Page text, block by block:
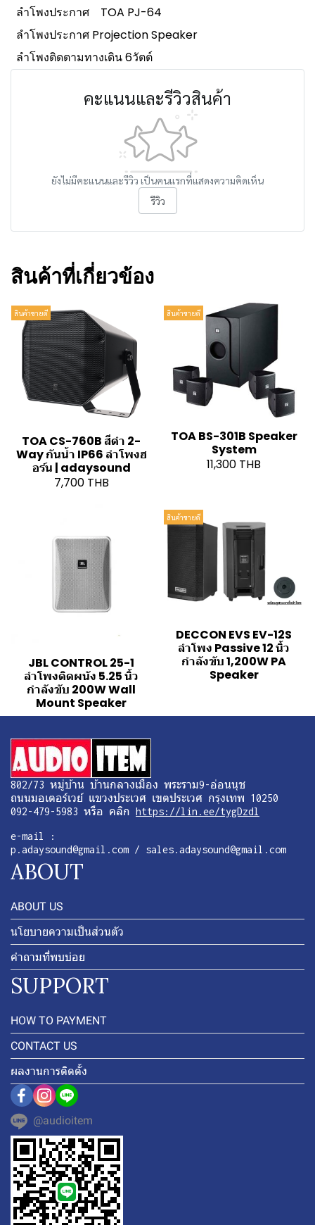
ลำโพงประกาศ
TOA PJ-64
ลำโพงประกาศ Projection Speaker
ลำโพงติดตามทางเดิน 6วัตต์
คะแนนและรีวิวสินค้า
ยังไม่มีคะแนนและรีวิว เป็นคนแรกที่แสดงความคิดเห็น
รีวิว
สินค้าที่เกี่ยวข้อง
สินค้าขายดี
TOA CS-760B สีดำ 2-
Way กันน้ำ IP66 ลำโพงฮ
อร์น | adaysound
7,700 THB
สินค้าขายดี
TOA BS-301B Speaker
System
11,300 THB
JBL CONTROL 25-1
ลำโพงติดผนัง 5.25 นิ้ว
กำลังขับ 200W Wall
Mount Speaker
สินค้าขายดี
DECCON EVS EV-12S
ลำโพง Passive 12 นิ้ว
กำลังขับ 1,200W PA
Speaker
802/73 หมู่บ้าน บ้านกลางเมือง พระราม9-อ่อนนุช
ถนนมอเตอร์เวย์ แขวงประเวศ เขตประเวศ กรุงเทพ 10250
092-479-5983 หรือ คลิก https://lin.ee/tygDzdl
e-mail :
p.adaysound@gmail.com / sales.adaysound@gmail.com
ABOUT
ABOUT US
นโยบายความเป็นส่วนตัว
คำถามที่พบบ่อย
SUPPORT
HOW TO PAYMENT
CONTACT US
ผลงานการติดตั้ง
@audioitem